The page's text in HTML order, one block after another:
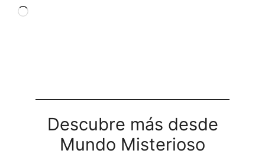
Cargando...
Descubre más desde
Mundo Misterioso